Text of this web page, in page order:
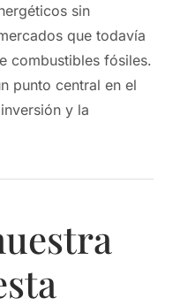
sin
que todavía
combustibles fósiles.
punto central en el
y la